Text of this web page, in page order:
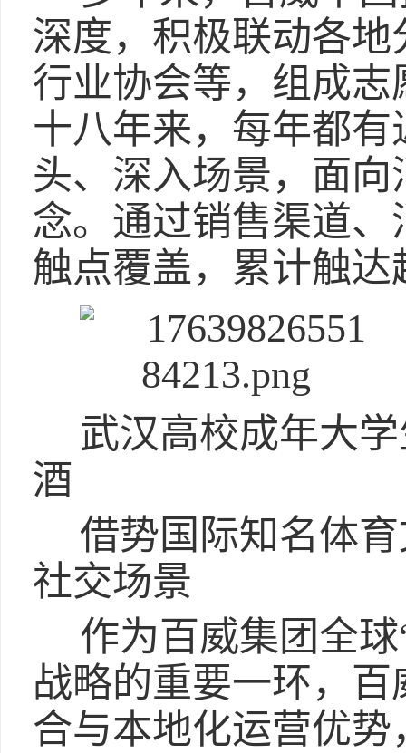
深度，积极联动各
行业协会等，组成
十八年来，每年都
头、深入场景，面向
念。通过销售渠道
触点覆盖，累计触
武汉高校成年大
酒
借势国际知名体
社交场景
作为百威集团全球
战略的重要一环，
合与本地化运营优